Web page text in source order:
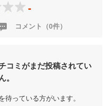
-
コメント（0件）
コミがまだ投稿されてい
。
っている方がいます。